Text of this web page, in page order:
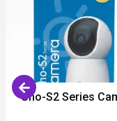
Uho-S2 Series